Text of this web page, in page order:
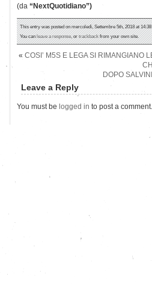
(da “NextQuotidiano”)
This entry was posted on mercoledì, Settembre 5th, 2018 at
You canleave a response, ortrackbackfrom your own site.
« COSI’ M5S E LEGA SI RIMANGIANO
DOPO
Leave a Reply
You must be logged in to post a comment.